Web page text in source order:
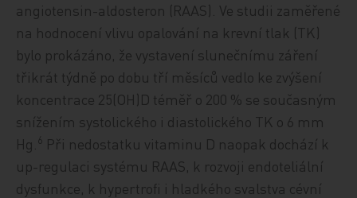
angiotensin-aldosteron (RAAS). Ve studii zaměřené
na hodnocení vlivu opalování na krevní tlak (TK)
bylo prokázáno, že vystavení slunečnímu záření
třikrát týdně po dobu tří měsíců vedlo ke zvýšení
koncentrace 25(OH)D téměř o 200 % se současným
snížením systolického i diastolického TK o 6 mm
Hg. 6 Při nedostatku vitaminu D naopak dochází k
up-regulaci systému RAAS, k rozvoji endoteliální
dysfunkce, k hypertrofi i hladkého svalstva cévní